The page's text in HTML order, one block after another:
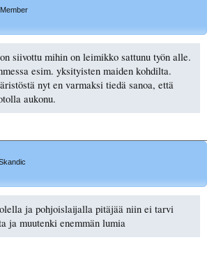
siivottu mihin on leimikko sattunu työn alle.
esim. yksityisten maiden kohdilta.
nyt en varmaksi tiedä sanoa, että
aukonu.
ja pohjoislaijalla pitäjää niin ei tarvi
ja muutenki enemmän lumia